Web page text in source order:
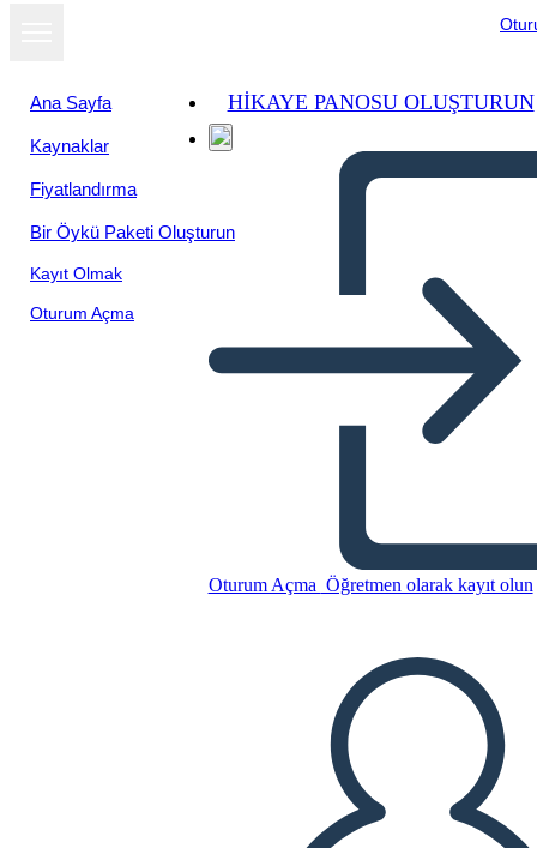
Ana Sayfa
Kaynaklar
Fiyatlandırma
Bir Öykü Paketi Oluşturun
Kayıt Olmak
Oturum Açma
HIKAYE PANOSU OLUŞTURUN
Oturum Açma Öğretmen olarak kayıt olun
Bu Öykü Panosunu kopyala
SLAYT GÖSTERİSİNİ OYNAT
BENİ OKU